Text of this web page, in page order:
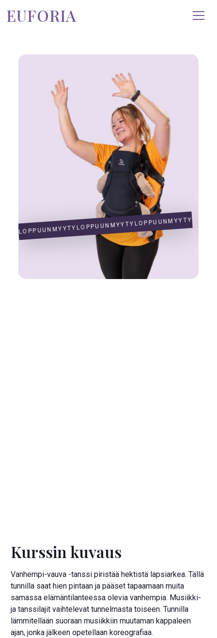
EUFORIA
LOPPUUNMYYTYLOPPUUNMYYTYLOPPUUNMYYTY
Kurssin kuvaus
Vanhempi-vauva -tanssi piristää hektistä lapsiarkea. Tällä
tunnilla saat hien pintaan ja pääset tapaamaan muita
samassa elämäntilanteessa olevia vanhempia. Musiikki-
ja tanssilajit vaihtelevat tunnelmasta toiseen. Tunnilla
lämmitellään suoraan musiikkiin muutaman kappaleen
ajan, jonka jälkeen opetellaan koreografiaa.